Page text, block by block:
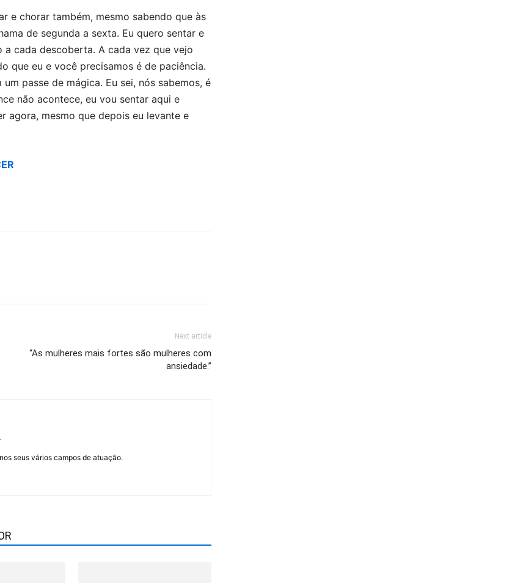
e chorar também, mesmo sabendo que às
de segunda a sexta. Eu quero sentar e
cada descoberta. A cada vez que vejo
que eu e você precisamos é de paciência.
passe de mágica. Eu sei, nós sabemos, é
não acontece, eu vou sentar aqui e
agora, mesmo que depois eu levante e
Next article
“As mulheres mais fortes são mulheres com
ansiedade.”
seus vários campos de atuação.